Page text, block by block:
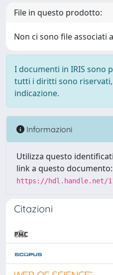
File in questo prodotto:
Non ci sono file associati
I documenti in IRIS sono
tutti i diritti sono riservati,
indicazione.
Informazioni
Utilizza questo
link a questo documento:
https://hdl.handle.net/
Citazioni